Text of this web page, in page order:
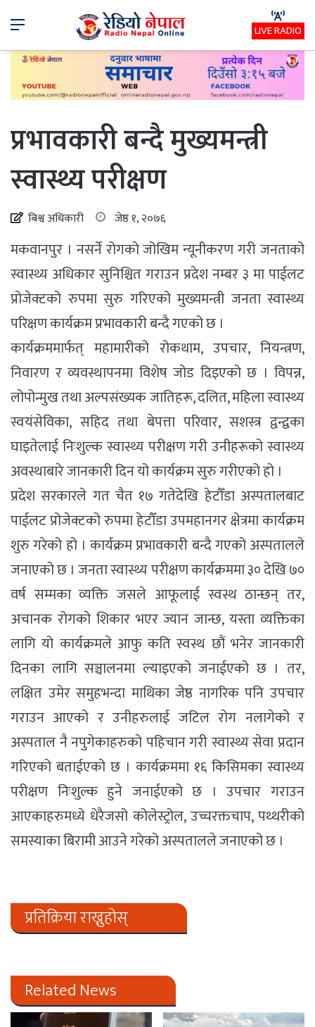
Menu LIVE RADIO
प्रभावकारी बन्दै मुख्यमन्त्री
स्वास्थ्य परीक्षण
बिश्व अधिकारी जेष्ठ १, २०७६
मकवानपुर । नसर्ने रोगको जोखिम न्यूनीकरण गरी जनताको
स्वास्थ्य अधिकार सुनिश्चित गराउन प्रदेश नम्बर ३ मा पाईलट
प्रोजेक्टको रुपमा सुरु गरिएको मुख्यमन्त्री जनता स्वास्थ्य
परिक्षण कार्यक्रम प्रभावकारी बन्दै गएको छ ।
कार्यक्रममार्फत् महामारीको रोकथाम, उपचार, नियन्त्रण,
निवारण र व्यवस्थापनमा विशेष जोड दिइएको छ । विपन्न,
लोपोन्मुख तथा अल्पसंख्यक जातिहरू, दलित, महिला स्वास्थ्य
स्वयंसेविका, सहिद तथा बेपत्ता परिवार, सशस्त्र द्वन्द्वका
घाइतेलाई निःशुल्क स्वास्थ्य परीक्षण गरी उनीहरूको स्वास्थ्य
अवस्थाबारे जानकारी दिन यो कार्यक्रम सुरु गरीएको हो ।
प्रदेश सरकारले गत चैत १७ गतेदेखि हेटौँडा अस्पतालबाट
पाईलट प्रोजेक्टको रुपमा हेटौँडा उपमहानगर क्षेत्रमा कार्यक्रम
शुरु गरेको हो । कार्यक्रम प्रभावकारी बन्दै गएको अस्पतालले
जनाएको छ । जनता स्वास्थ्य परीक्षण कार्यक्रममा ३० देखि ७०
वर्ष सम्मका व्यक्ति जसले आफूलाई स्वस्थ ठान्छन् तर,
अचानक रोगको शिकार भएर ज्यान जान्छ, यस्ता व्यक्तिका
लागि यो कार्यक्रमले आफु कति स्वस्थ छौं भनेर जानकारी
दिनका लागि सञ्चालनमा ल्याइएको जनाईएको छ । तर,
लक्षित उमेर समुहभन्दा माथिका जेष्ठ नागरिक पनि उपचार
गराउन आएको र उनीहरुलाई जटिल रोग नलागेको र
अस्पताल नै नपुगेकाहरुको पहिचान गरी स्वास्थ्य सेवा प्रदान
गरिएको बताईएको छ । कार्यक्रममा १६ किसिमका स्वास्थ्य
परीक्षण निःशुल्क हुने जनाईएको छ । उपचार गराउन
आएकाहरुमध्ये धेरैजसो कोलेस्ट्रोल, उच्चरक्तचाप, पथ्थरीको
समस्याका बिरामी आउने गरेको अस्पतालले जनाएको छ ।
प्रतिक्रिया राख्नुहोस्
Related News